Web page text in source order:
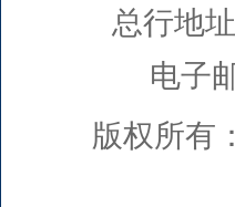
总行地
电子
版权所有